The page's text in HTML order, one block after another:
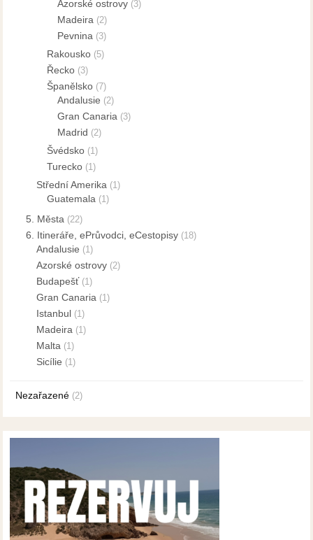
Azorské ostrovy (3)
Madeira (2)
Pevnina (3)
Rakousko (5)
Řecko (3)
Španělsko (7)
Andalusie (2)
Gran Canaria (3)
Madrid (2)
Švédsko (1)
Turecko (1)
Střední Amerika (1)
Guatemala (1)
5. Města (22)
6. Itineráře, ePrůvodci, eCestopisy (18)
Andalusie (1)
Azorské ostrovy (2)
Budapešť(1)
Gran Canaria (1)
Istanbul (1)
Madeira (1)
Malta (1)
Sicílie (1)
Nezařazené (2)